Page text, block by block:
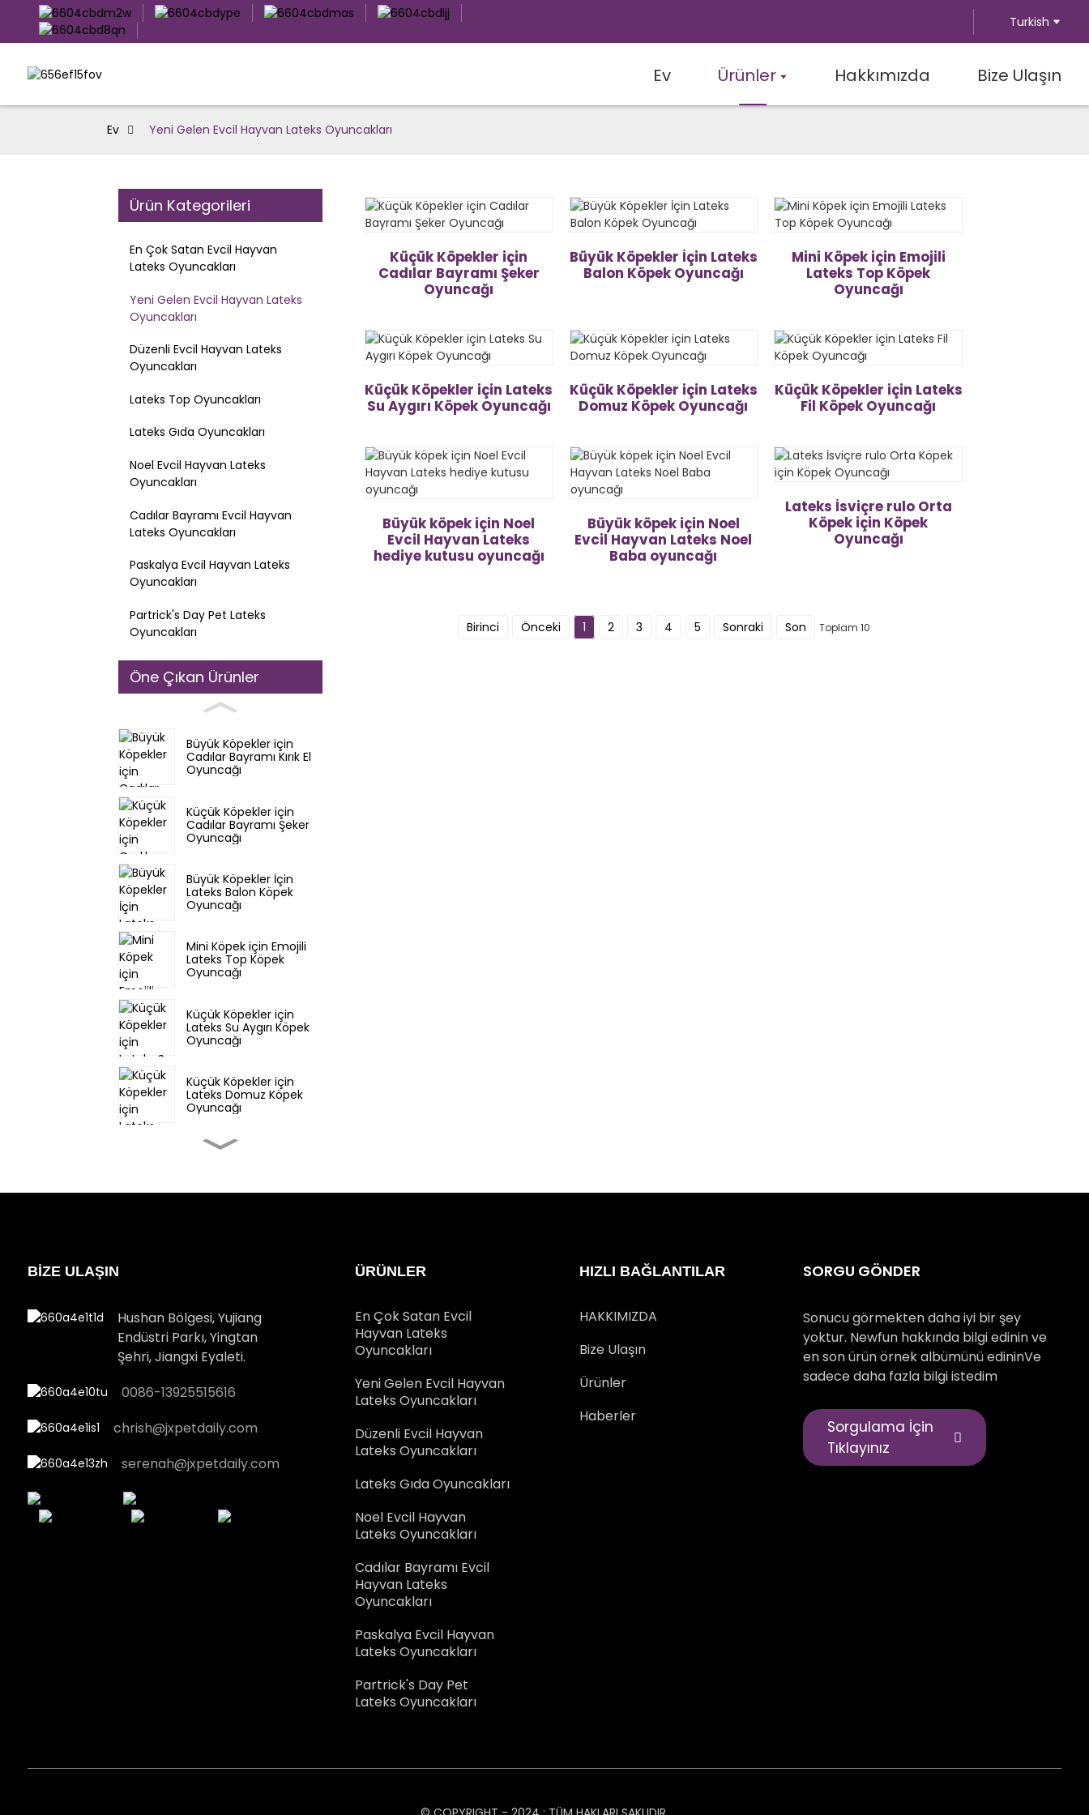
Turkish
Ev Ürünler Hakkımızda Bize Ulaşın
Ev Yeni Gelen Evcil Hayvan Lateks Oyuncakları
Ürün Kategorileri
En Çok Satan Evcil Hayvan
Lateks Oyuncakları
Yeni Gelen Evcil Hayvan Lateks
Oyuncakları
Düzenli Evcil Hayvan Lateks
Oyuncakları
Lateks Top Oyuncakları
Lateks Gıda Oyuncakları
Noel Evcil Hayvan Lateks
Oyuncakları
Cadılar Bayramı Evcil Hayvan
Lateks Oyuncakları
Paskalya Evcil Hayvan Lateks
Oyuncakları
Partrick's Day Pet Lateks
Oyuncakları
Öne Çıkan Ürünler
Büyük Köpekler için
Cadılar Bayramı Kırık El
Oyuncağı
Küçük Köpekler için
Cadılar Bayramı Şeker
Oyuncağı
Büyük Köpekler İçin
Lateks Balon Köpek
Oyuncağı
Mini Köpek için Emojili
Lateks Top Köpek
Oyuncağı
Küçük Köpekler için
Lateks Su Aygırı Köpek
Oyuncağı
Küçük Köpekler için
Lateks Domuz Köpek
Oyuncağı
Küçük Köpekler için
hediye kutusu oyuncağı
Büyük köpek için Noel
Evcil Hayvan Lateks Noel
Küçük Köpekler için
Cadılar Bayramı Şeker
Oyuncağı
Büyük Köpekler İçin Lateks
Balon Köpek Oyuncağı
Mini Köpek için Emojili
Lateks Top Köpek
Oyuncağı
Küçük Köpekler için Lateks
Su Aygırı Köpek Oyuncağı
Küçük Köpekler için Lateks
Domuz Köpek Oyuncağı
Küçük Köpekler için Lateks
Fil Köpek Oyuncağı
Büyük köpek için Noel
Evcil Hayvan Lateks
hediye kutusu oyuncağı
Büyük köpek için Noel
Evcil Hayvan Lateks Noel
Baba oyuncağı
Lateks İsviçre rulo Orta
Köpek için Köpek
Oyuncağı
Birinci Önceki 1 2 3 4 5 Sonraki Son Toplam 10
BİZE ULAŞIN
Hushan Bölgesi, Yujiang
Endüstri Parkı, Yingtan
Şehri, Jiangxi Eyaleti.
0086-13925515616
chrish@jxpetdaily.com
serenah@jxpetdaily.com
ÜRÜNLER
En Çok Satan Evcil
Hayvan Lateks
Oyuncakları
Yeni Gelen Evcil Hayvan
Lateks Oyuncakları
Düzenli Evcil Hayvan
Lateks Oyuncakları
Lateks Gıda Oyuncakları
Noel Evcil Hayvan
Lateks Oyuncakları
Cadılar Bayramı Evcil
Hayvan Lateks
Oyuncakları
Paskalya Evcil Hayvan
Lateks Oyuncakları
Partrick's Day Pet
Lateks Oyuncakları
HIZLI BAĞLANTILAR
HAKKIMIZDA
Bize Ulaşın
Ürünler
Haberler
SORGU GÖNDER
Sonucu görmekten daha iyi bir şey
yoktur. Newfun hakkında bilgi edinin ve
en son ürün örnek albümünü edininVe
sadece daha fazla bilgi istedim
Sorgulama İçin
Tıklayınız